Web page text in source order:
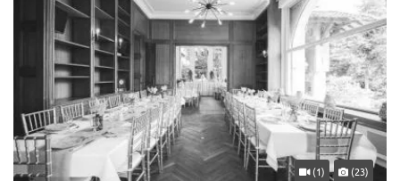
(1) (23)